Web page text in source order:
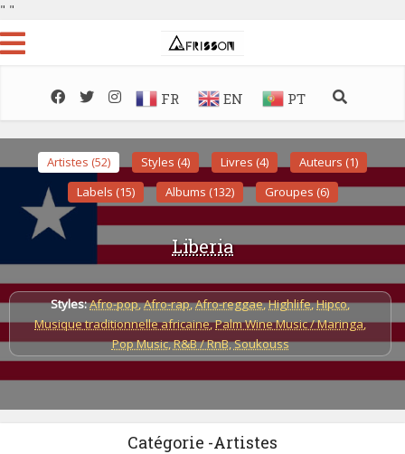
" "
FR EN PT
Artistes (52) Styles (4) Livres (4)
Auteurs (1)
Labels (15)
Albums (132) Groupes (6)
Liberia
Styles:Afro-pop,Afro-rap,Afro-reggae,Highlife,Hipco,
Musique traditionnelle africaine,Palm Wine Music / Maringa,
Pop Music,R&B / RnB,Soukouss
Catégorie -Artistes